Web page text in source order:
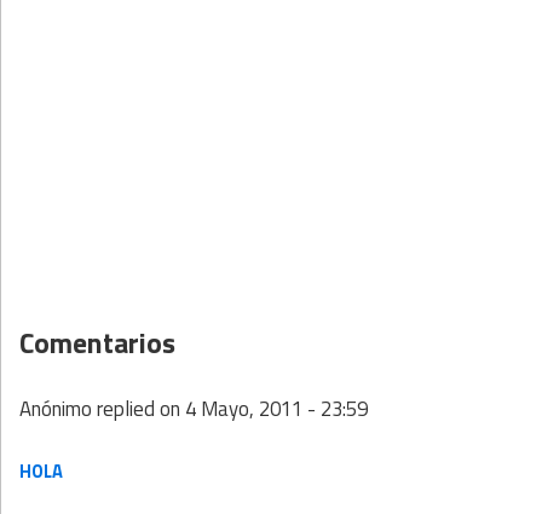
Comentarios
Anónimoreplied on 4 Mayo, 2011 - 23:59
HOLA